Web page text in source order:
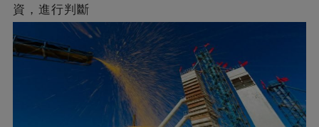
資，進行判斷